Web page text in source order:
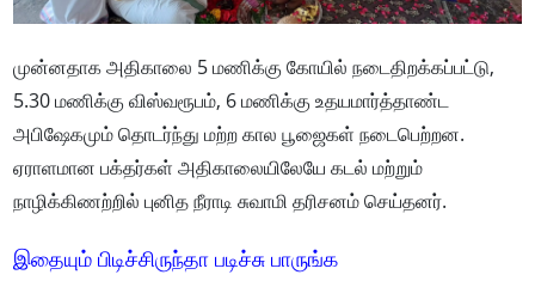
முன்னதாக அதிகாலை 5 மணிக்கு கோயில் நடைதிறக்கப்பட்டு,
5.30 மணிக்கு விஸ்வரூபம், 6 மணிக்கு உதயமார்த்தாண்ட
அபிஷேகமும் தொடர்ந்து மற்ற கால பூஜைகள் நடைபெற்றன.
ஏராளமான பக்தர்கள் அதிகாலையிலேயே கடல் மற்றும்
நாழிக்கிணற்றில் புனித நீராடி சுவாமி தரிசனம் செய்தனர்.
இதையும் பிடிச்சிருந்தா படிச்சு பாருங்க